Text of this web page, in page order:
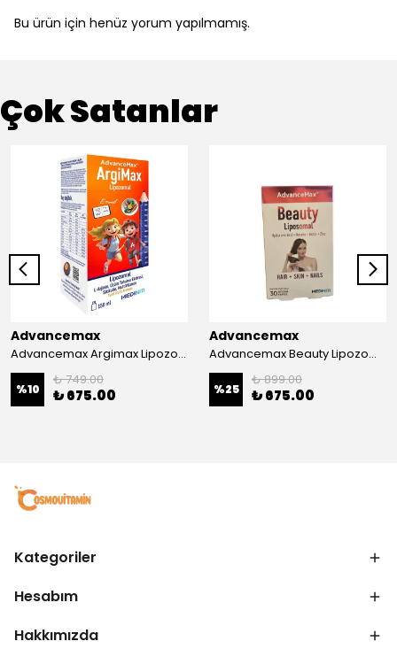
Bu ürün için henüz yorum yapılmamış.
Çok Satanlar
Advancemax
Advancemax Argimax Lipozomal Sıvı 150 ml 8684375607587
%10
₺ 749.00
₺ 675.00
Advancemax
Advancemax Beauty Lipozomal Hyalüronik Asit Keratin Biotin Zn 30 Kapsül 8684375607556
%25
₺ 899.00
₺ 675.00
Kategoriler
Hesabım
Hakkımızda